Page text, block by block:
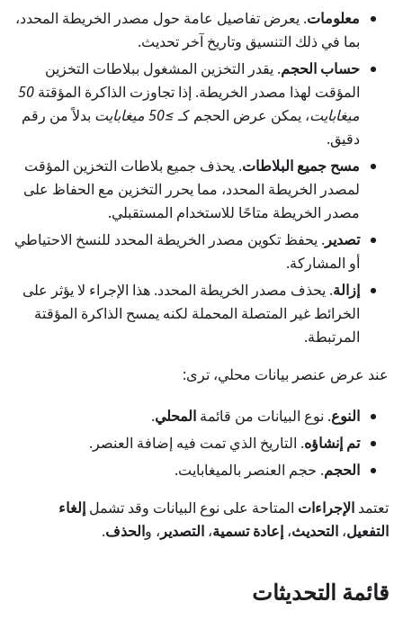
معلومات. يعرض تفاصيل عامة حول مصدر الخريطة المحدد،
بما في ذلك التنسيق وتاريخ آخر تحديث.
حساب الحجم. يقدر التخزين المشغول ببلاطات التخزين
المؤقت لهذا مصدر الخريطة. إذا تجاوزت الذاكرة المؤقتة 50
ميغابايت، يمكن عرض الحجم كـ≥50 ميغابايت
بدلاً من رقم
دقيق.
مسح جميع البلاطات. يحذف جميع بلاطات التخزين المؤقت
لمصدر الخريطة المحدد، مما يحرر التخزين مع الحفاظ على
مصدر الخريطة متاحًا للاستخدام المستقبلي.
تصدير . يحفظ تكوين مصدر الخريطة المحدد للنسخ الاحتياطي
أو المشاركة.
إزالة. يحذف مصدر الخريطة المحدد. هذا الإجراء لا يؤثر على
الخرائط غير المتصلة المحملة لكنه يمسح الذاكرة المؤقتة
المرتبطة.
عند عرض عنصر بيانات محلي، ترى:
النوع. نوع البيانات من قائمة المحلي.
تم إنشاؤه. التاريخ الذي تمت فيه إضافة العنصر.
الحجم. حجم العنصر بالميغابايت.
تعتمد الإجراءات المتاحة على نوع البيانات وقد تشمل إلغاء
التفعيل، التحديث، إعادة تسمية، التصدير ، والحذف.
قائمة التحديثات